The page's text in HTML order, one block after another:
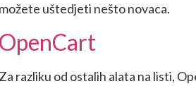
uštedjeti nešto novaca.
razliku od ostalih alata na listi,